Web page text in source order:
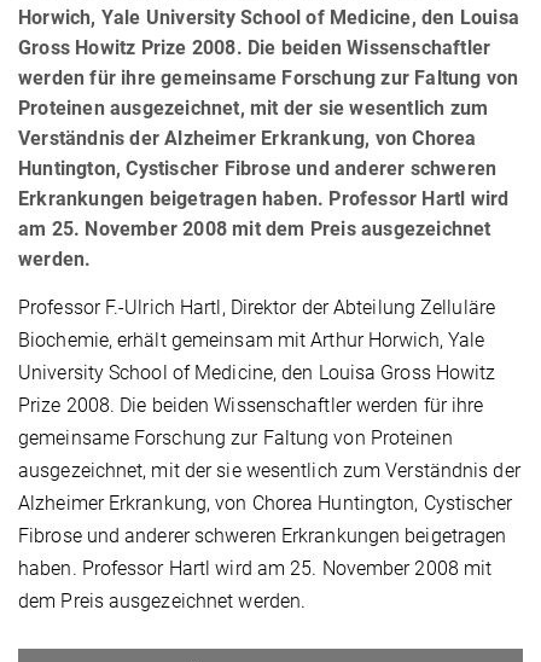
Horwich, Yale University School of Medicine, den Louisa
Gross Howitz Prize 2008. Die beiden Wissenschaftler
werden für ihre gemeinsame Forschung zur Faltung von
Proteinen ausgezeichnet, mit der sie wesentlich zum
Verständnis der Alzheimer Erkrankung, von Chorea
Huntington, Cystischer Fibrose und anderer schweren
Erkrankungen beigetragen haben. Professor Hartl wird
am 25. November 2008 mit dem Preis ausgezeichnet
werden.
Professor F.-Ulrich Hartl, Direktor der Abteilung Zelluläre
Biochemie, erhält gemeinsam mit Arthur Horwich, Yale
University School of Medicine, den Louisa Gross Howitz
Prize 2008. Die beiden Wissenschaftler werden für ihre
gemeinsame Forschung zur Faltung von Proteinen
ausgezeichnet, mit der sie wesentlich zum Verständnis der
Alzheimer Erkrankung, von Chorea Huntington, Cystischer
Fibrose und anderer schweren Erkrankungen beigetragen
haben. Professor Hartl wird am 25. November 2008 mit
dem Preis ausgezeichnet werden.